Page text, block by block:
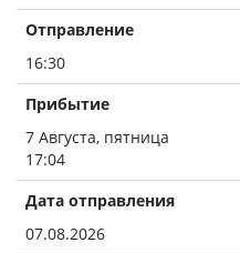
Отправление
16:30
Прибытие
7 Августа, пятница
17:04
Дата отправления
07.08.2026